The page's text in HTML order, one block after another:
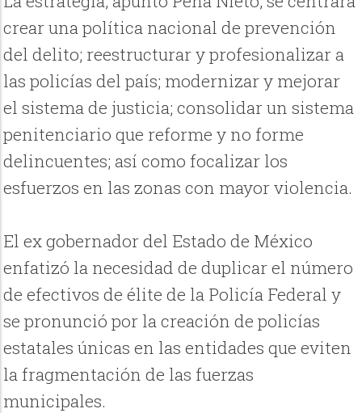
crear una política nacional de prevención
del delito; reestructurar y profesionalizar a
las policías del país; modernizar y mejorar
el sistema de justicia; consolidar un sistema
penitenciario que reforme y no forme
delincuentes; así como focalizar los
esfuerzos en las zonas con mayor violencia.
El ex gobernador del Estado de México
enfatizó la necesidad de duplicar el número
de efectivos de élite de la Policía Federal y
se pronunció por la creación de policías
estatales únicas en las entidades que eviten
la fragmentación de las fuerzas
municipales.